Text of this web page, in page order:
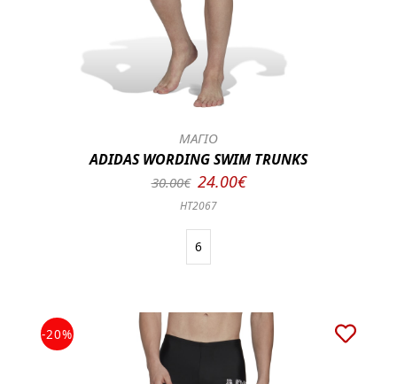
ΜΑΓΙΟ
ADIDAS WORDING SWIM TRUNKS
30.00€ 24.00€
HT2067
6
-20%